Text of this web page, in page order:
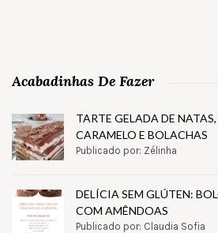
Acabadinhas De Fazer
TARTE GELADA DE
CARAMELO E BOLACHAS
Publicado por: Zélinha
DELÍCIA SEM GLÚTEN:
COM AMÊNDOAS
Publicado por: Claudia Sofia